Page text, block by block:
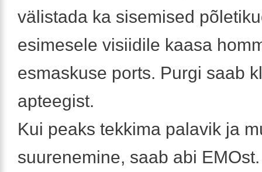
välistada ka sisemised
esimesele visiidile kaasa
esmaskuse ports. Purgi saab
apteegist.
Kui peaks tekkima palavik ja
suurenemine, saab abi EMOst.